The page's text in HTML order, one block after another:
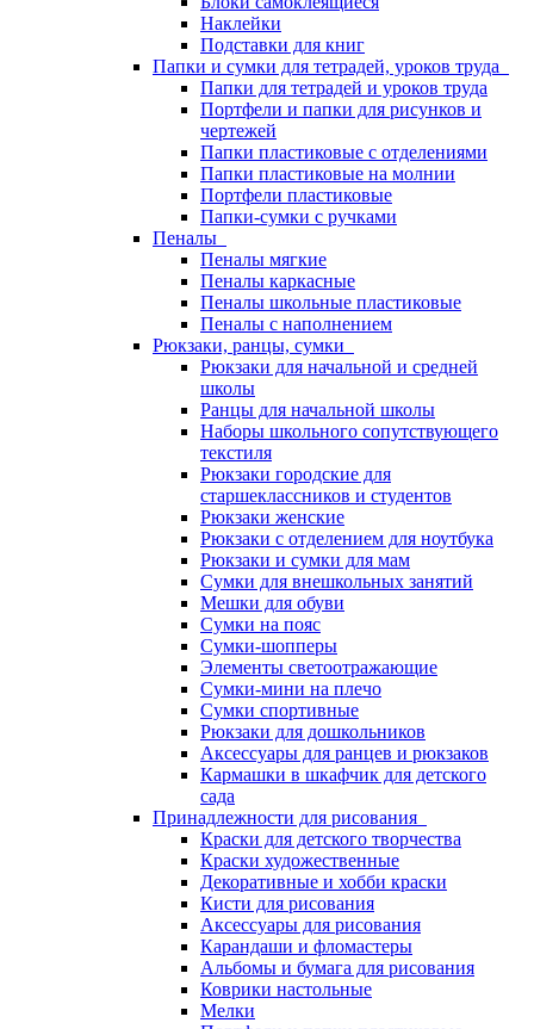
Наклейки
Подставки для книг
Папки и сумки для тетрадей, уроков труда
Папки для тетрадей и уроков труда
Портфели и папки для рисунков и
чертежей
Папки пластиковые с отделениями
Папки пластиковые на молнии
Портфели пластиковые
Папки-сумки с ручками
Пеналы
Пеналы мягкие
Пеналы каркасные
Пеналы школьные пластиковые
Пеналы с наполнением
Рюкзаки, ранцы, сумки
Рюкзаки для начальной и средней
школы
Ранцы для начальной школы
Наборы школьного сопутствующего
текстиля
Рюкзаки городские для
старшеклассников и студентов
Рюкзаки женские
Рюкзаки с отделением для ноутбука
Рюкзаки и сумки для мам
Сумки для внешкольных занятий
Мешки для обуви
Сумки на пояс
Сумки-шопперы
Элементы светоотражающие
Сумки-мини на плечо
Сумки спортивные
Рюкзаки для дошкольников
Аксессуары для ранцев и рюкзаков
Кармашки в шкафчик для детского
сада
Принадлежности для рисования
Краски для детского творчества
Краски художественные
Декоративные и хобби краски
Кисти для рисования
Аксессуары для рисования
Карандаши и фломастеры
Альбомы и бумага для рисования
Коврики настольные
Мелки